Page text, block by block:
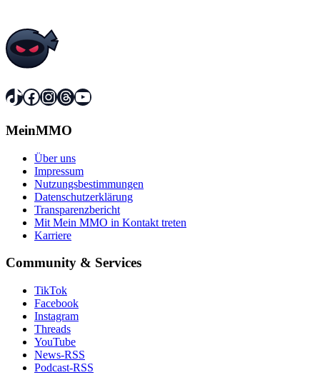
TikTok
Facebook
Instagram
Threads
YouTube
MeinMMO
Über uns
Impressum
Nutzungsbestimmungen
Datenschutzerklärung
Transparenzbericht
Mit Mein MMO in Kontakt treten
Karriere
Community & Services
TikTok
Facebook
Instagram
Threads
YouTube
News-RSS
Podcast-RSS